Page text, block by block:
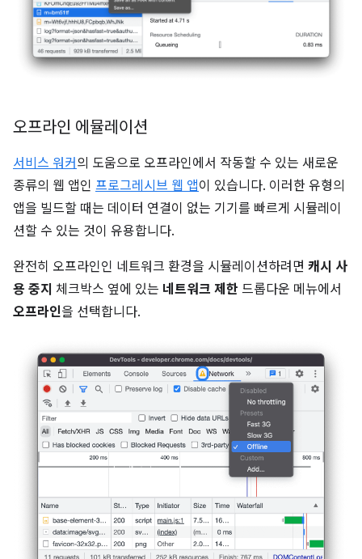
오프라인 에뮬레이션
서비스 워커 의 도움으로 오프라인에서 작동할 수 있는 새로운
종류의 웹 앱인 프로그레시브 웹 앱이 있습니다. 이러한 유형의
앱을 빌드할 때는 데이터 연결이 없는 기기를 빠르게 시뮬레이
션할 수 있는 것이 유용합니다.
완전히 오프라인인 네트워크 환경을 시뮬레이션하려면 캐시 사
용 중지 체크박스 옆에 있는 네트워크 제한 드롭다운 메뉴에서
오프라인을 선택합니다.